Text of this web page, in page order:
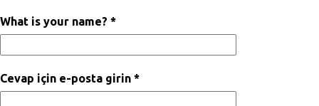
What is your name? *
Cevap için e-posta girin *